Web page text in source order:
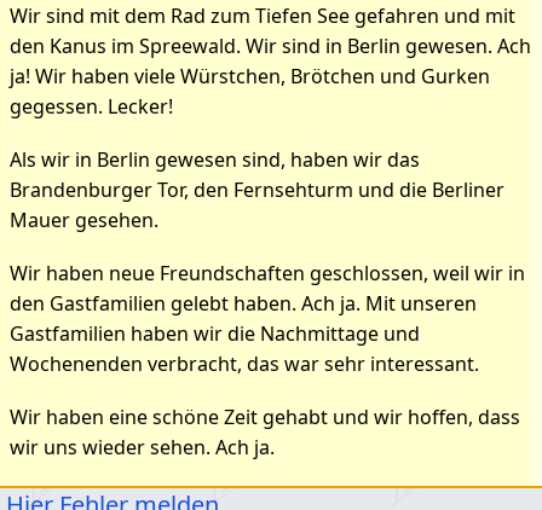
Wir sind mit dem Rad zum Tiefen See gefahren und mit
den Kanus im Spreewald. Wir sind in Berlin gewesen. Ach
ja! Wir haben viele Würstchen, Brötchen und Gurken
gegessen. Lecker!
Als wir in Berlin gewesen sind, haben wir das
Brandenburger Tor, den Fernsehturm und die Berliner
Mauer gesehen.
Wir haben neue Freundschaften geschlossen, weil wir in
den Gastfamilien gelebt haben. Ach ja. Mit unseren
Gastfamilien haben wir die Nachmittage und
Wochenenden verbracht, das war sehr interessant.
Wir haben eine schöne Zeit gehabt und wir hoffen, dass
wir uns wieder sehen. Ach ja.